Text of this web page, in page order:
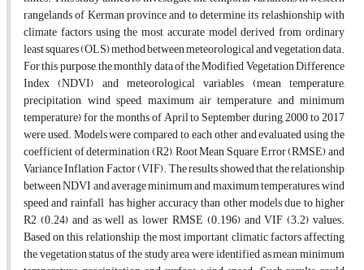
rangelands of Kerman province and to determine its relashionship with
climate factors using the most accurate model derived from ordinary
least squares (OLS) method between meteorological and vegetation data.
For this purpose, the monthly data of the Modified Vegetation Difference
Index (NDVI) and meteorological variables (mean temperature,
precipitation, wind speed, maximum air temperature, and minimum
temperature) for the months of April to September during 2000 to 2017
were used. Models were compared to each other and evaluated using the
coefficient of determination (R2), Root Mean Square Error (RMSE) and
Variance Inflation Factor (VIF). The results showed that the relationship
between NDVI and average minimum and maximum temperatures, wind
speed and rainfall has higher accuracy than other models due to higher
R2 (0.24) and as well as, lower RMSE (0.196) and VIF (3.2) values.
Based on this relationship, the most important climatic factors affecting
the vegetation status of the study area were identified as mean minimum